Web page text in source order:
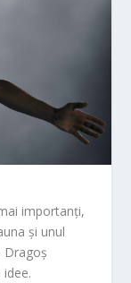
importanți,
și unul
Dragoș